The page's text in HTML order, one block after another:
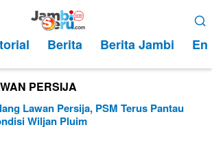
Berita Berita Jambi
PERSIJA
Lawan Persija, PSM Terus Pantau
Wiljan Pluim